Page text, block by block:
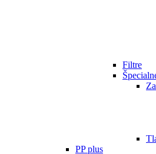
Filtre
PP plus